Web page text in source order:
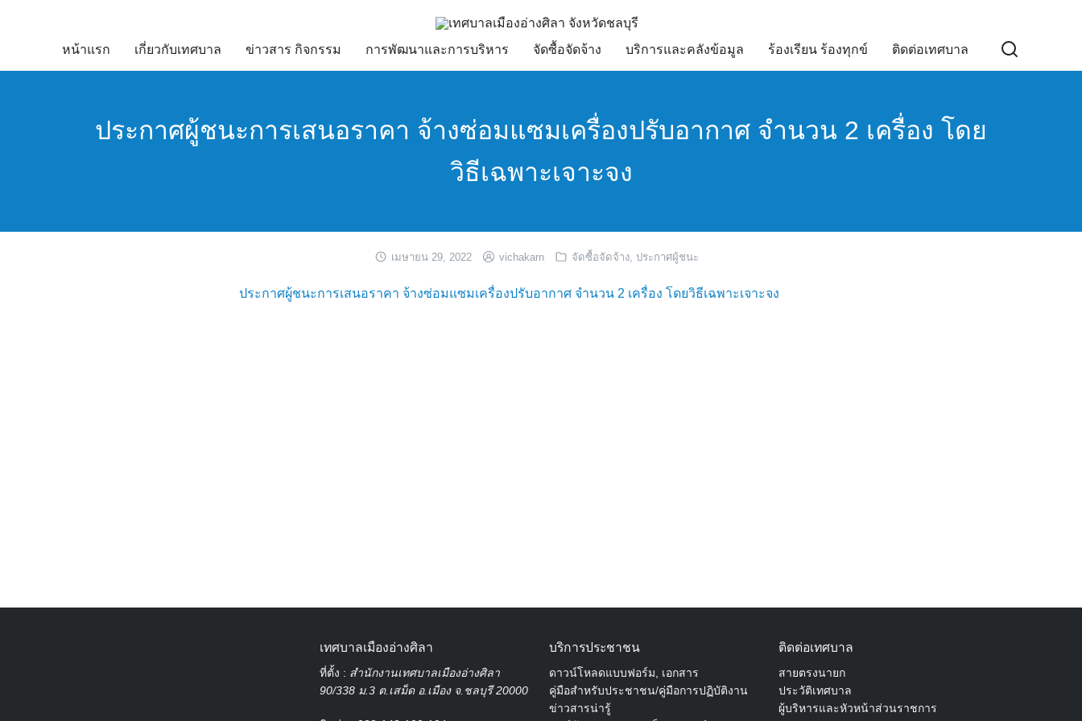
หน้าแรก เกี่ยวกับเทศบาล ข่าวสาร กิจกรรม การพัฒนาและการบริหาร จัดซื้อจัดจ้าง บริการและคลังข้อมูล ร้องเรียน ร้องทุกข์ ติดต่อเทศบาล
ประกาศผู้ชนะการเสนอราคา จ้างซ่อมแซมเครื่องปรับอากาศ จำนวน 2 เครื่อง โดย
วิธีเฉพาะเจาะจง
เมษายน 29, 2022 vichakarn จัดซื้อจัดจ้าง, ประกาศผู้ชนะ
ประกาศผู้ชนะการเสนอราคา จ้างซ่อมแซมเครื่องปรับอากาศ จำนวน 2 เครื่อง โดยวิธีเฉพาะเจาะจง
เทศบาลเมืองอ่างศิลา
ที่ตั้ง : สำนักงานเทศบาลเมืองอ่างศิลา
90/338 ม.3 ต.เสม็ด อ.เมือง จ.ชลบุรี 20000
บริการประชาชน
ดาวน์โหลดแบบฟอร์ม, เอกสาร
คู่มือสำหรับประชาชน/คู่มือการปฏิบัติงาน
ข่าวสารน่ารู้
ติดต่อเทศบาล
สายตรงนายก
ประวัติเทศบาล
ผู้บริหารและหัวหน้าส่วนราชการ